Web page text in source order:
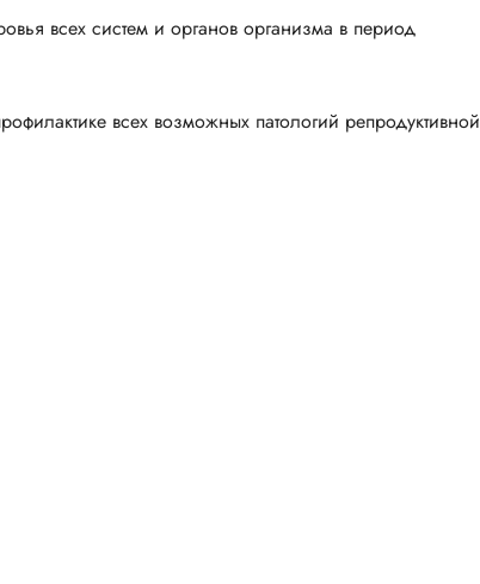
всех систем и органов организма в период
всех возможных патологий репродуктивной